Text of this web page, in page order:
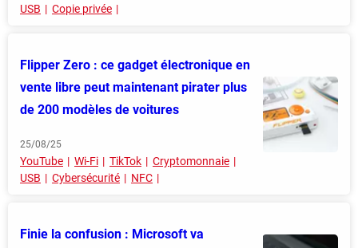
USB
Copie privée
Flipper Zero : ce gadget électronique en
vente libre peut maintenant pirater plus
de 200 modèles de voitures
25/08/25
YouTube Wi-Fi TikTok
Cryptomonnaie
USB
Cybersécurité NFC
Finie la confusion : Microsoft va